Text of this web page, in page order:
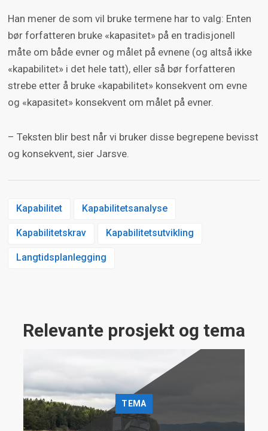
Han mener de som vil bruke termene har to valg: Enten
bør forfatteren bruke «kapasitet» på en tradisjonell
måte om både evner og målet på evnene (og altså ikke
«kapabilitet» i det hele tatt), eller så bør forfatteren
strebe etter å bruke «kapabilitet» konsekvent om evne
og «kapasitet» konsekvent om målet på evner.
– Teksten blir best når vi bruker disse begrepene bevisst
og konsekvent, sier Jarsve.
Kapabilitet Kapabilitetsanalyse
Kapabilitetskrav Kapabilitetsutvikling
Langtidsplanlegging
Relevante prosjekt og tema
TEMA